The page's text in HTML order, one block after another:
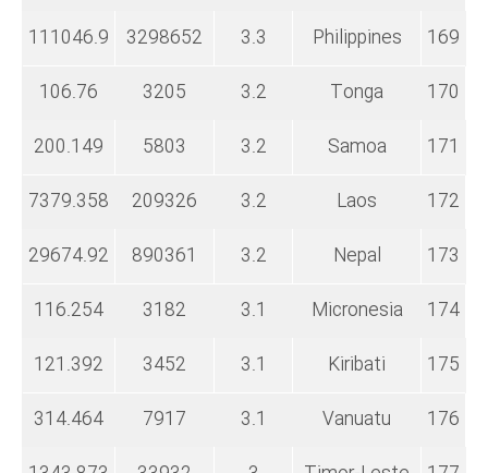
169
Philippines
3.3
3298652
111046.9
170
Tonga
3.2
3205
106.76
171
Samoa
3.2
5803
200.149
172
Laos
3.2
209326
7379.358
173
Nepal
3.2
890361
29674.92
174
Micronesia
3.1
3182
116.254
175
Kiribati
3.1
3452
121.392
176
Vanuatu
3.1
7917
314.464